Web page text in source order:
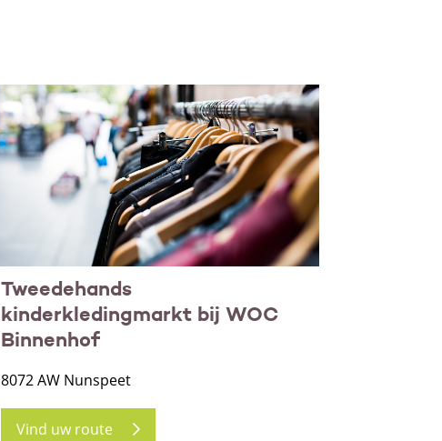
Tweedehands
kinderkledingmarkt bij WOC
Binnenhof
8072 AW Nunspeet
Vind uw route